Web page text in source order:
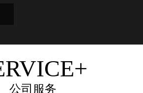
公司服务